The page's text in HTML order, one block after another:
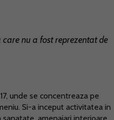
nu a fost reprezentat de
unde se concentreaza pe
Si-a inceput activitatea in